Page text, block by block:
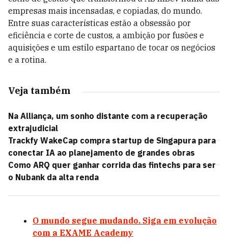
empresas mais incensadas, e copiadas, do mundo.
Entre suas características estão a obsessão por
eficiência e corte de custos, a ambição por fusões e
aquisições e um estilo espartano de tocar os negócios
e a rotina.
Veja também
Na Alliança, um sonho distante com a recuperação
extrajudicial
Trackfy WakeCap compra startup de Singapura para
conectar IA ao planejamento de grandes obras
Como ARQ quer ganhar corrida das fintechs para ser
o Nubank da alta renda
O mundo segue mudando. Siga em evolução
com a EXAME Academy